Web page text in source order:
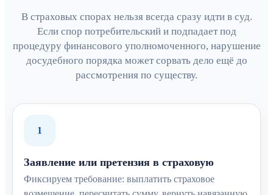
В страховых спорах нельзя всегда сразу идти в суд.
Если спор потребительский и подпадает под
процедуру финансового уполномоченного, нарушение
досудебного порядка может сорвать дело ещё до
рассмотрения по существу.
1
Заявление или претензия в страховую
Фиксируем требование: выплатить страховое